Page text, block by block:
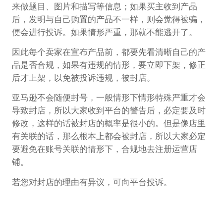
来做题目、图片和描写等信息；如果买主收到产品
后，发明与自己购置的产品不一样，则会觉得被骗，
便会进行投诉。如果情形严重，那就不能逃开了。
因此每个卖家在宣布产品前，都要先看清晰自己的产
品是否合规，如果有违规的情形，要立即下架，修正
后才上架，以免被投诉违规，被封店。
亚马逊不会随便封号，一般情形下情形特殊严重才会
导致封店，所以大家收到平台的警告后，必定要及时
修改，这样的话被封店的概率是很小的。但是像店里
有关联的话，那么根本上都会被封店，所以大家必定
要避免在账号关联的情形下，合规地去注册运营店
铺。
若您对封店的理由有异议，可向平台投诉。